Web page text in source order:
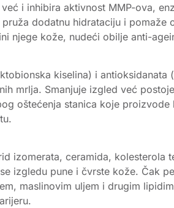
i inhibira aktivnost MMP-ova,
dodatnu hidrataciju i
njege kože, nudeći obilje anti-
kiselina) i
mrlja. Smanjuje izgled već
oštećenja stanica koje
izomerata, ceramida,
izgledu pune i čvrste kože. Čak
maslinovim uljem i drugim